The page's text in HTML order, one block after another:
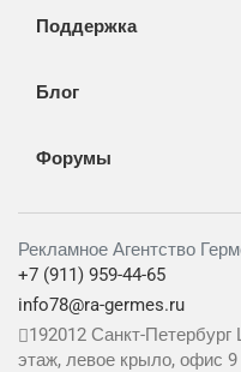
Поддержка
Блог
Форумы
Рекламное Агентство
+7 (911) 959-44-65
info78@ra-germes.ru
192012 Санкт-Петербург
этаж, левое крыло, офис 9